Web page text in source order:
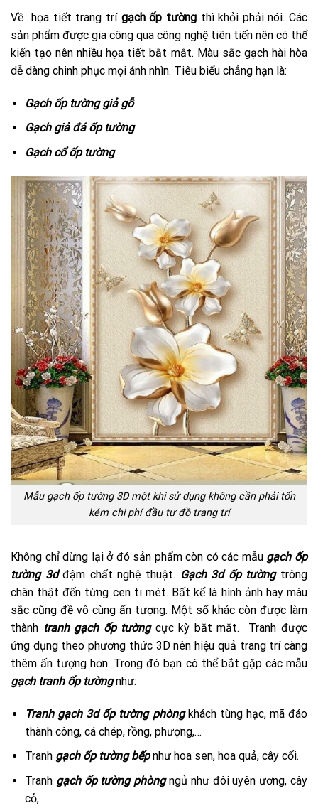
Về họa tiết trang trí gạch ốp tường thì khỏi phải nói. Các
sản phẩm được gia công qua công nghệ tiên tiến nên có thể
kiến tạo nên nhiều họa tiết bắt mắt. Màu sắc gạch hài hòa
dễ dàng chinh phục mọi ánh nhìn. Tiêu biểu chẳng hạn là:
Gạch ốp tường giả gỗ
Gạch giả đá ốp tường
Gạch cổ ốp tường
Mẫu gạch ốp tường 3D một khi sử dụng không cần phải tốn
kém chi phí đầu tư đồ trang trí
Không chỉ dừng lại ở đó sản phẩm còn có các mẫu gạch ốp
tường 3dđậm chất nghệ thuật. Gạch 3d ốp tườngtrông
chân thật đến từng cen ti mét. Bất kể là hình ảnh hay màu
sắc cũng đề vô cùng ấn tượng. Một số khác còn được làm
thành tranh gạch ốp tườngcực kỳ bắt mắt. Tranh được
ứng dụng theo phương thức 3D nên hiệu quả trang trí càng
thêm ấn tượng hơn. Trong đó bạn có thể bắt gặp các mẫu
gạch tranh ốp tườngnhư:
Tranh gạch 3d ốp tường phòngkhách tùng hạc, mã đáo
thành công, cá chép, rồng, phượng,…
Tranh gạch ốp tường bếpnhư hoa sen, hoa quả, cây cối.
Tranh gạch ốp tường phòngngủ như đôi uyên ương, cây
cỏ,…